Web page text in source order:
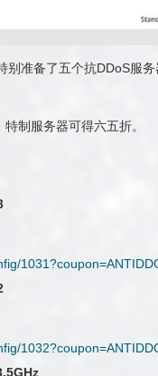
别准备了五个抗DDoS服
特制服务器可得六五折。